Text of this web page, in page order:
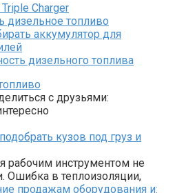
Charger
дизельное топливо
аккумулятор для
дизельного топлива
с друзьями:
кузов под груз и
рабочим инструментом не
Ошибка в теплоизоляции,